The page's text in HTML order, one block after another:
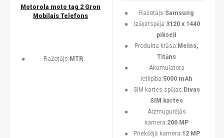
Motorola moto tag 2 Gron
Mobilais Telefons
Ražotājs: MTR
Ražotājs:Samsung
Izšķirtspēja:3120 x 1440
pikseļi
Produkta krāsa: Melns,
Titāns
Akumulatora
ietilpība:5000 mAh
SIM kartes spējas: Divas
SIM kartes
Aizmugurējās
kamera:200 MP
Priekšējā kamera:12 MP